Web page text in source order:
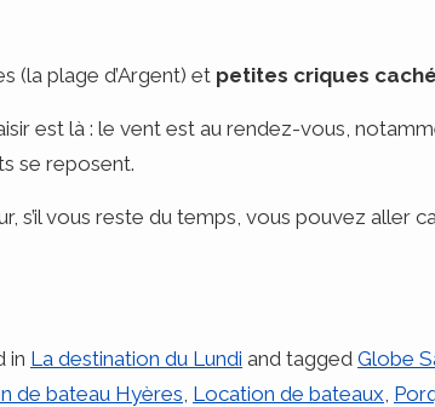
(la plage d’Argent) et petites criques
est là : le vent est au rendez-vous,
se reposent.
s’il vous reste du temps, vous pouvez aller
in La destination du Lundi and tagged Globe
de bateau Hyères, Location de bateaux,